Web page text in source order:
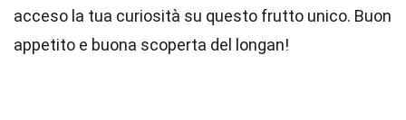
acceso la tua curiosità su questo frutto unico. Buon
appetito e buona scoperta del longan!